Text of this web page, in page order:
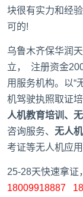
块很有实力和经
可的!
乌鲁木齐保华润
立， 注册资金
用服务机构。以“
机驾驶执照取证培
人机教育培训、
咨询服务、 无人
考证等无人机应用
25-28天快速拿证
18009918887